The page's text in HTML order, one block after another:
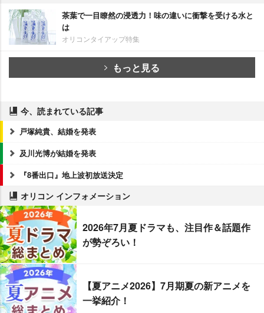
茶葉で一目瞭然の浸透力！味の違いに衝撃を受ける水と
は
オリコンタイアップ特集
もっと見る
今、読まれている記事
戸塚純貴、結婚を発表
及川光博が結婚を発表
『8番出口』地上波初放送決定
オリコン インフォメーション
2026年7月夏ドラマも、注目作＆話題作
が勢ぞろい！
【夏アニメ2026】7月期夏の新アニメを
一挙紹介！